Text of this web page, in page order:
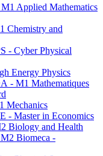
Applied Mathematics
Chemistry and
- Cyber Physical
Energy Physics
- M1 Mathematiques
Mechanics
- Master in Economics
Biology and Health
Biomeca -